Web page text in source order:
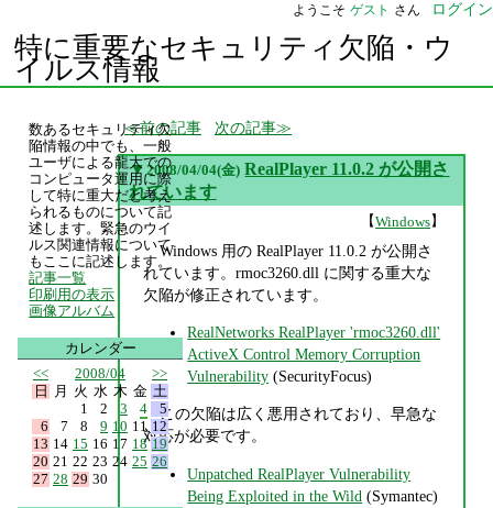
ようこそ ゲスト さん ログイン
特に重要なセキュリティ欠陥・ウ
イルス情報
前の記事 次の記事
▼ 2008/04/04(金) RealPlayer 11.0.2 が公開さ
れています
【Windows】
Windows 用の RealPlayer 11.0.2 が公開さ
れています。rmoc3260.dll に関する重大な
欠陥が修正されています。
RealNetworks RealPlayer 'rmoc3260.dll'
ActiveX Control Memory Corruption
Vulnerability (SecurityFocus)
この欠陥は広く悪用されており、早急な
対応が必要です。
Unpatched RealPlayer Vulnerability
Being Exploited in the Wild (Symantec)
数あるセキュリティ欠
陥情報の中でも、一般
ユーザによる龍大での
コンピュータ運用に際
して特に重大だと考え
られるものについて記
述します。緊急のウイ
ルス関連情報について
もここに記述します。
記事一覧
印刷用の表示
画像アルバム
カレンダー
<<
2008/04
>>
日
月 火 水 木 金 土
1
2 3 4
5
6
7 8 9 10 11 12
13 14 15 16 17 18 19
20 21 22 23 24 25 26
27 28 29 30